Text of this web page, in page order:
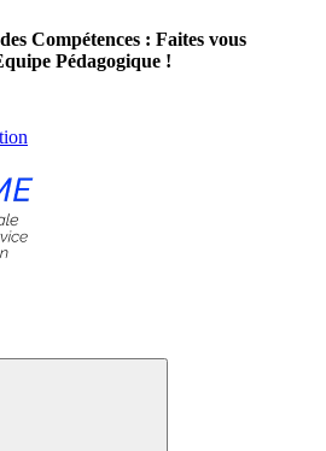
Compétences : Faites vous
Pédagogique !